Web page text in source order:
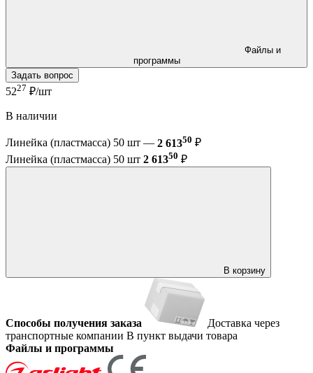
программы
Задать вопрос
5227 ₽/шт
В наличии
Линейка (пластмасса) 50 шт — 2 61350 ₽
Линейка (пластмасса) 50 шт 2 61350 ₽
В корзину
Способы получения заказа
Доставка через
транспортные компании В пункт выдачи товара
Файлы и программы